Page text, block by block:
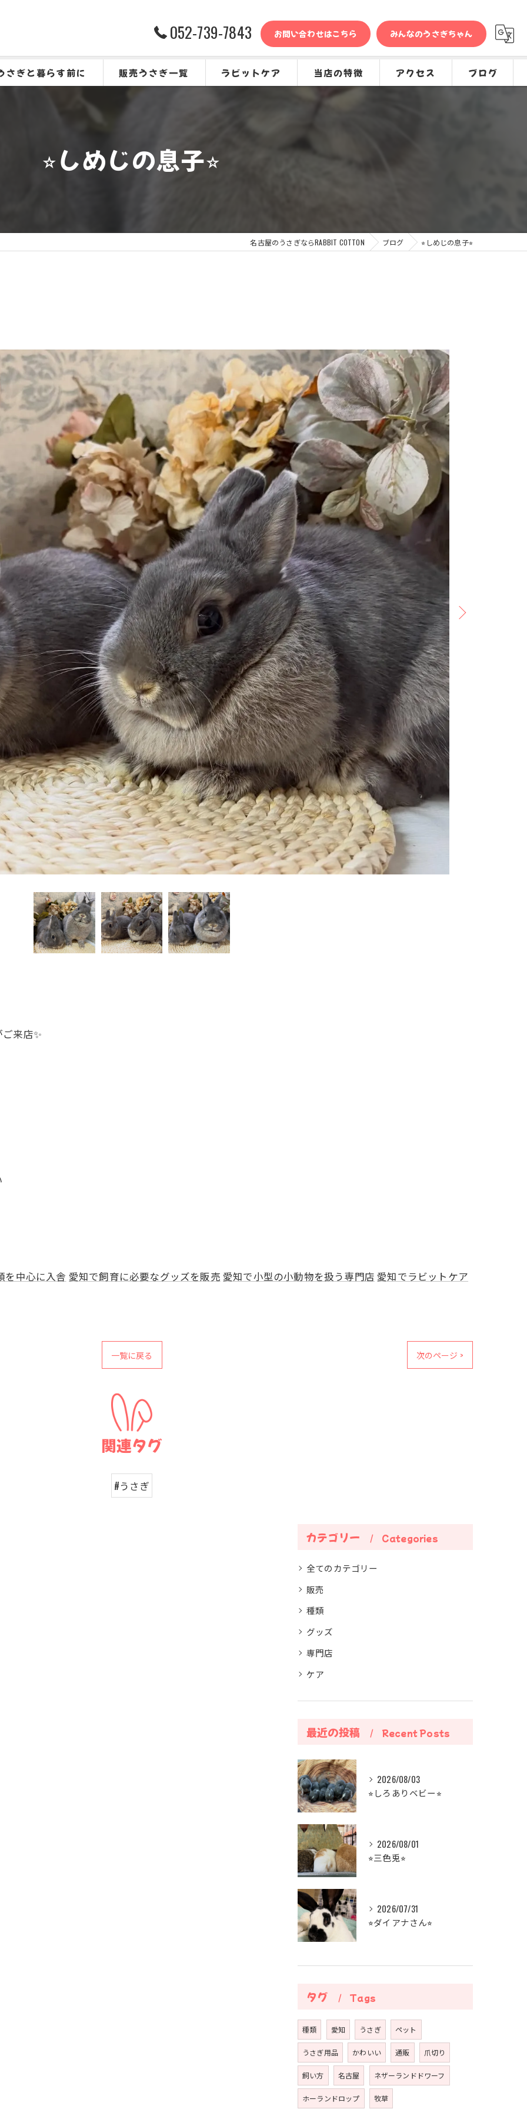
052-739-7843 お問い合わせはこちら みんなのうさぎちゃん
さぎと暮らす前に 販売うさぎ一覧 ラビットケア 当店の特徴 アクセス ブログ
⭐︎しめじの息子⭐︎
名古屋のうさぎならRABBIT COTTON ブログ ⭐︎しめじの息子⭐︎
来店✨
を中心に入舎 愛知で飼育に必要なグッズを販売 愛知で小型の小動物を扱う専門店 愛知でラビットケア
一覧に戻る 次のページ >
関連タグ
#うさぎ
カテゴリー Categories
全てのカテゴリー
販売
種類
グッズ
専門店
ケア
最近の投稿 Recent Posts
2026/08/03
⭐︎しろありベビー⭐︎
2026/08/01
⭐︎三色兎⭐︎
2026/07/31
⭐︎ダイアナさん⭐︎
タグ Tags
種類 愛知 うさぎ ペット
うさぎ用品 かわいい 通販 爪切り
飼い方 名古屋 ネザーランドドワーフ
ホーランドロップ 牧草